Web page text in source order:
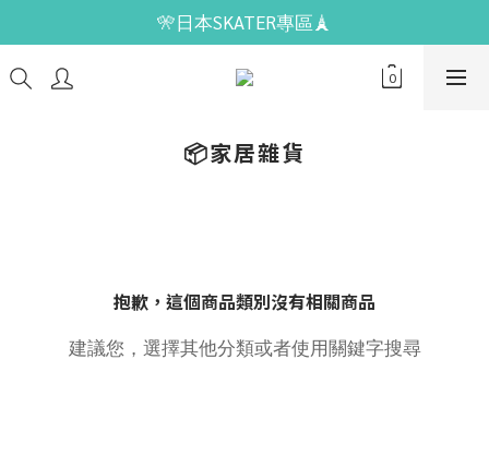
🎌日本SKATER專區🗼
📦家居雜貨
抱歉，這個商品類別沒有相關商品
建議您，選擇其他分類或者使用關鍵字搜尋